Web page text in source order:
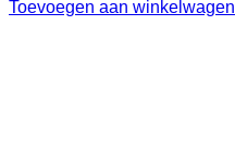
Toevoegen aan winkelwagen